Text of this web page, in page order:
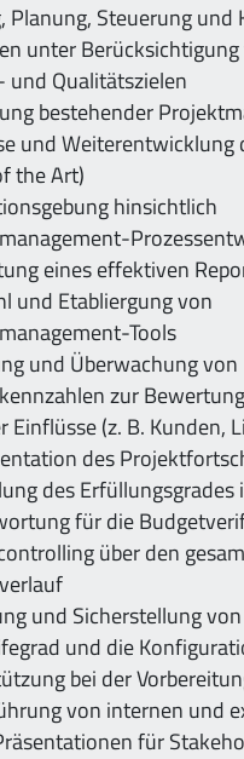
Planung, Steuerung
unter
und Qualitätszielen
bestehender
und Weiterentwicklung
the Art)
hinsichtlich
eines effektiven
und Etabliergung von
Tools
und Überwachung von
zur
Einflüsse (z. B. Kunden,
des
des
für die
über den
und Sicherstellung
und die
bei der
von internen und
für